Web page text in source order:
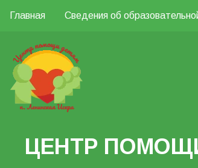
Перейти
основному
содержанию
Search
Основная
навигация
Главная Сведения об
ЦЕНТР